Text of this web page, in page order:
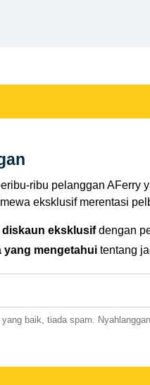
ribu pelanggan AFerry
eksklusif merentasi
diskaun eksklusifdengan
yang mengetahui tentang
baik, tiada spam.